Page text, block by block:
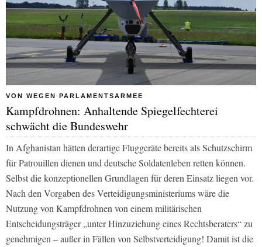
VON WEGEN PARLAMENTSARMEE
Kampfdrohnen: Anhaltende Spiegelfechterei
schwächt die Bundeswehr
In Afghanistan hätten derartige Fluggeräte bereits als Schutzschirm
für Patrouillen dienen und deutsche Soldatenleben retten können.
Selbst die konzeptionellen Grundlagen für deren Einsatz liegen vor.
Nach den Vorgaben des Verteidigungsministeriums wäre die
Nutzung von Kampfdrohnen von einem militärischen
Entscheidungsträger „unter Hinzuziehung eines Rechtsberaters“ zu
genehmigen – außer in Fällen von Selbstverteidigung! Damit ist die